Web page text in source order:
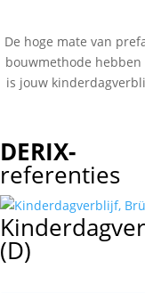
De hoge mate van
bouwmethode
is jouw
DERIX-
referenties
(D)